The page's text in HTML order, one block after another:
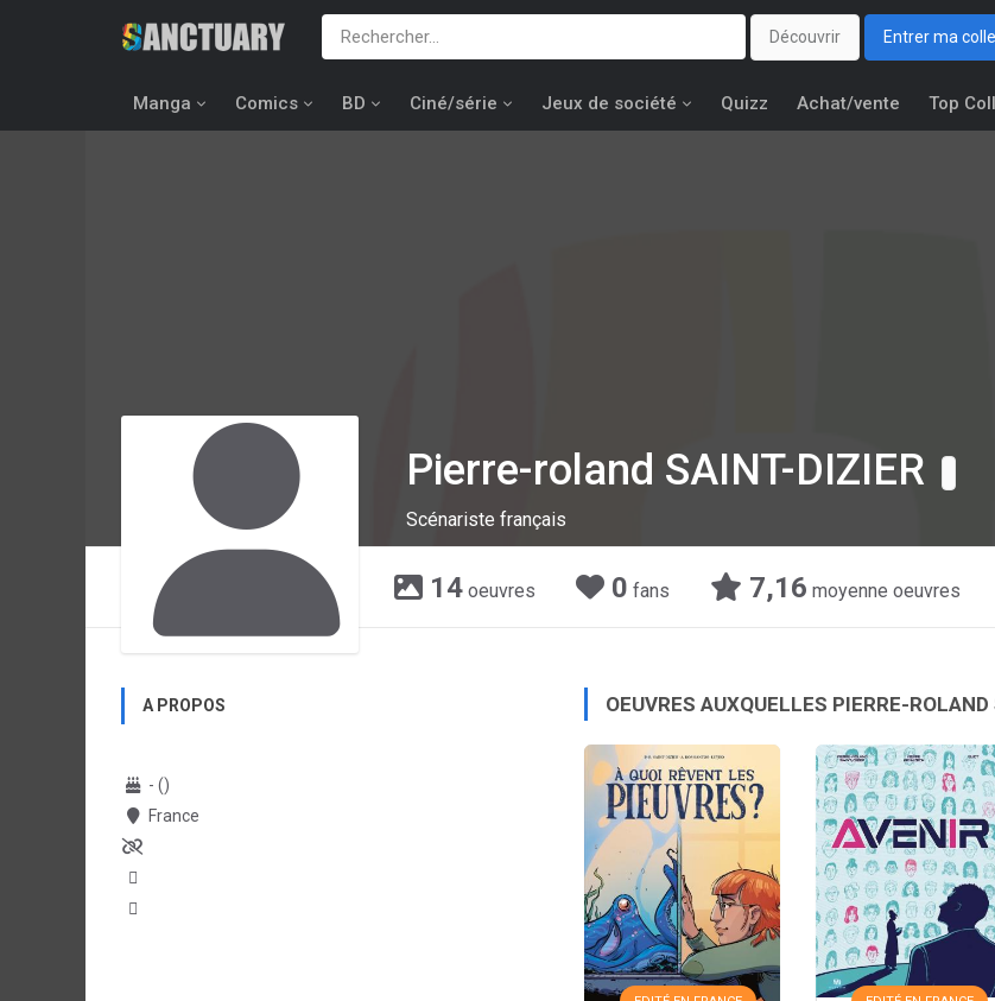
Découvrir Entrer ma
Manga Comics BD Ciné/série Jeux de société Quizz Achat/vente Top
Pierre-roland SAINT-DIZIER
Scénariste français
14 oeuvres 0 fans 7,16 moyenne oeuvres
A PROPOS
- ()
France
OEUVRES AUXQUELLES PIERRE-